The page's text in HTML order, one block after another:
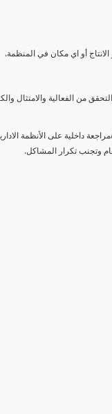
أو اي مكان في المنظمة.
من الفعالية والامتثال
داخلية على الأنظمة
وتجنب تكرار المشاكل.